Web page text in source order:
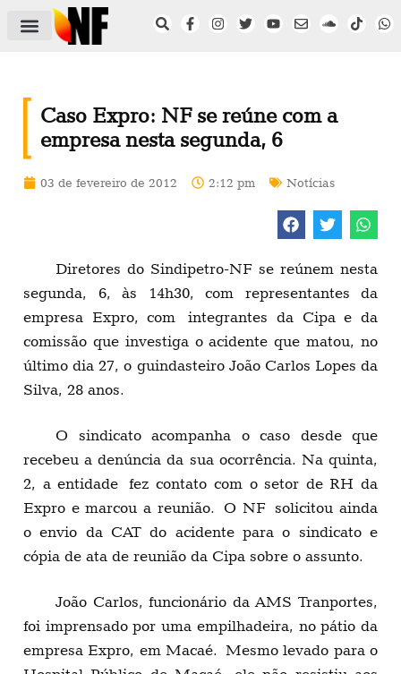
Caso Expro: NF se reúne com a
empresa nesta segunda, 6
03 de fevereiro de 2012 2:12 pm Notícias
Diretores do Sindipetro-NF se reúnem nesta
segunda, 6, às 14h30, com representantes da
empresa Expro, com integrantes da Cipa e da
comissão que investiga o acidente que matou, no
último dia 27, o guindasteiro João Carlos Lopes da
Silva, 28 anos.
O sindicato acompanha o caso desde que
recebeu a denúncia da sua ocorrência. Na quinta,
2, a entidade fez contato com o setor de RH da
Expro e marcou a reunião. O NF solicitou ainda
o envio da CAT do acidente para o sindicato e
cópia de ata de reunião da Cipa sobre o assunto.
João Carlos, funcionário da AMS Tranportes,
foi imprensado por uma empilhadeira, no pátio da
empresa Expro, em Macaé. Mesmo levado para o